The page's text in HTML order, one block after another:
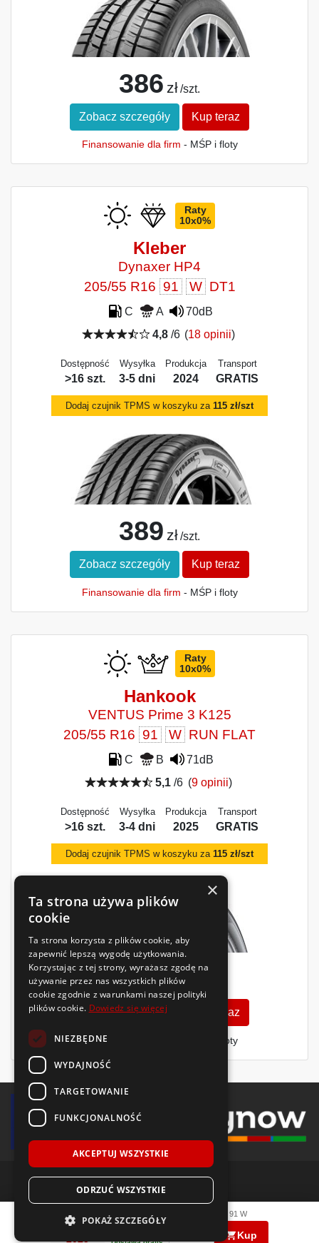
386 zł /szt.
Zobacz szczegóły Kup teraz
Finansowanie dla firm - MŚP i floty
Raty
10x0%
Kleber
Dynaxer HP4
205/55 R16 91 W DT1
C A
70dB
4,8/6 (18 opinii)
Dostępność
>16 szt.
Wysyłka
3-5 dni
Produkcja
2024
Transport
GRATIS
Dodaj czujnik TPMS w koszyku za 115 zł/szt
389 zł /szt.
Zobacz szczegóły Kup teraz
Finansowanie dla firm - MŚP i floty
Raty
10x0%
Hankook
VENTUS Prime 3 K125
205/55 R16 91 W RUN FLAT
C B
71dB
5,1 /6 (9 opinii)
Dostępność
>16 szt.
Wysyłka
3-4 dni
Produkcja
2025
Transport
GRATIS
Dodaj czujnik TPMS w koszyku za 115 zł/szt
402 zł/szt.
Zobacz szczegóły Kup teraz
Finansowanie dla firm - MŚP i floty
© 2018-2026 Voida.pl. Wszelkie prawa zastrzeżone.
polityka plików cookie
SPORT BLURESPONSE 91 W
Kup
×
Ta strona używa plików
cookie
Ta strona korzysta z plików cookie, aby
zapewnić lepszą wygodę użytkowania.
Korzystając z tej strony, wyrażasz zgodę na
używanie przez nas wszystkich plików
cookie zgodnie z warunkami naszej polityki
plików cookie. Dowiedz się więcej
NIEZBĘDNE
WYDAJNOŚĆ
TARGETOWANIE
FUNKCJONALNOŚĆ
AKCEPTUJ WSZYSTKIE
ODRZUĆ WSZYSTKIE
POKAŻ SZCZEGÓŁY